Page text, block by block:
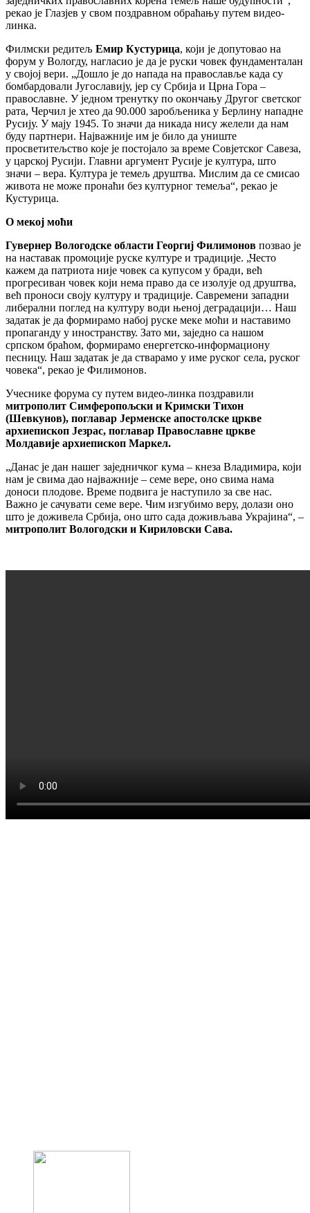
рекао је Глазјев у свом поздравном обраћању путем видео-
линка.
Филмски редитељ Емир Кустурица, који је допутовао на
форум у Вологду, нагласио је да је руски човек фундаменталан
у својој вери. „Дошло је до напада на православље када су
бомбардовали Југославију, јер су Србија и Црна Гора –
православне. У једном тренутку по окончању Другог светског
рата, Черчил је хтео да 90.000 заробљеника у Берлину нападне
Русију. У мају 1945. То значи да никада нису желели да нам
буду партнери. Најважније им је било да униште
просветитељство које је постојало за време Совјетског Савеза,
у царској Русији. Главни аргумент Русије је култура, што
значи – вера. Култура је темељ друштва. Мислим да се смисао
живота не може пронаћи без културног темеља“, рекао је
Кустурица.
О мекој моћи
Гувернер Вологодске области Георгиј Филимонов позвао је
на наставак промоције руске културе и традиције. „Често
кажем да патриота није човек са купусом у бради, већ
прогресиван човек који нема право да се изолује од друштва,
већ проноси своју културу и традиције. Савремени западни
либерални поглед на културу води њеној деградацији… Наш
задатак је да формирамо набој руске меке моћи и наставимо
пропаганду у иностранству. Зато ми, заједно са нашом
српском браћом, формирамо енергетско-информациону
песницу. Наш задатак је да стварамо у име руског села, руског
човека“, рекао је Филимонов.
Учеснике форума су путем видео-линка поздравили
митрополит Симферопољски и Кримски Тихон
(Шевкунов), поглавар Јерменске апостолске цркве
архиепископ Језрас, поглавар Православне цркве
Молдавије архиепископ Маркел.
„Данас је дан нашег заједничког кума – кнеза Владимира, који
нам је свима дао најважније – семе вере, оно свима нама
доноси плодове. Време подвига је наступило за све нас.
Важно је сачувати семе вере. Чим изгубимо веру, долази оно
што је доживела Србија, оно што сада доживљава Украјина“, –
митрополит Вологодски и Кириловски Сава.